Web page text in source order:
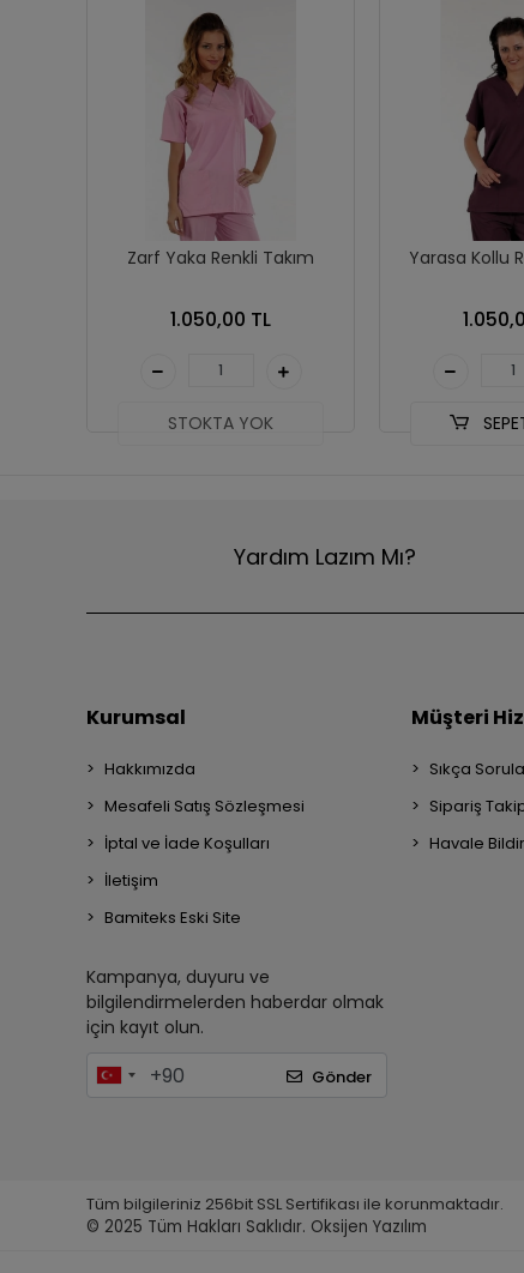
Zarf Yaka Renkli Takım
1.050,00 TL
STOKTA YOK
Yarasa Kollu
Yardım Lazım Mı?
Kurumsal
Hakkımızda
Mesafeli Satış Sözleşmesi
İptal ve İade Koşulları
İletişim
Bamiteks Eski Site
Kampanya, duyuru ve
bilgilendirmelerden haberdar olmak
için kayıt olun.
Gönder
Müşteri
Sıkça
Sipariş
Havale
Tüm bilgileriniz 256bit SSL Sertifikası ile korunmaktadır.
© 2025 Tüm Hakları Saklıdır. Oksijen Yazılım